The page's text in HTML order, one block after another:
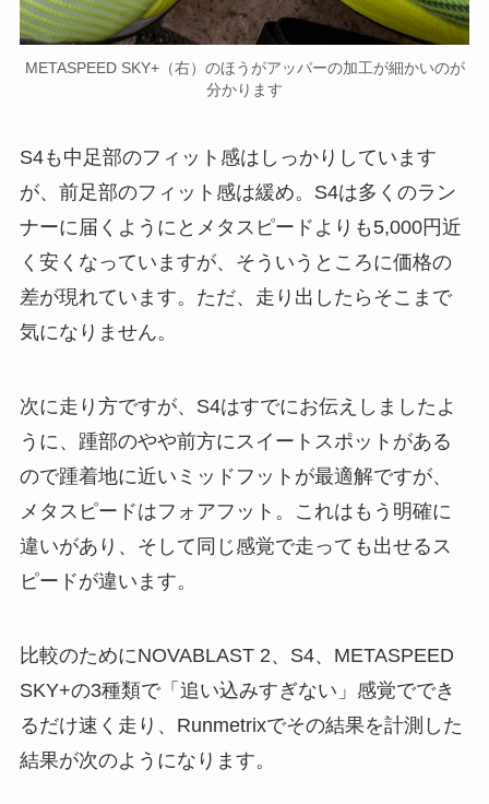
METASPEED SKY+（右）のほうがアッパーの加工が細かいのが
分かります
S4も中足部のフィット感はしっかりしています
が、前足部のフィット感は緩め。S4は多くのラン
ナーに届くようにとメタスピードよりも5,000円近
く安くなっていますが、そういうところに価格の
差が現れています。ただ、走り出したらそこまで
気になりません。
次に走り方ですが、S4はすでにお伝えしましたよ
うに、踵部のやや前方にスイートスポットがある
ので踵着地に近いミッドフットが最適解ですが、
メタスピードはフォアフット。これはもう明確に
違いがあり、そして同じ感覚で走っても出せるス
ピードが違います。
比較のためにNOVABLAST 2、S4、METASPEED
SKY+の3種類で「追い込みすぎない」感覚ででき
るだけ速く走り、Runmetrixでその結果を計測した
結果が次のようになります。